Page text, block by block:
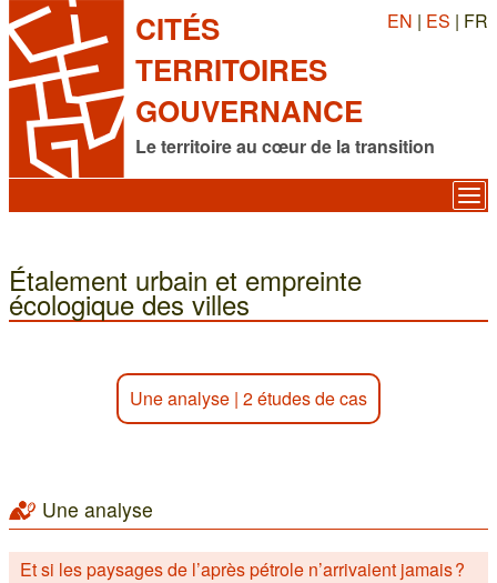
CITÉS
TERRITOIRES
GOUVERNANCE
Le territoire au cœur de la transition
EN | ES | FR
Étalement urbain et empreinte
écologique des villes
Une analyse | 2 études de cas
Une analyse
Et si les paysages de l’après pétrole n’arrivaient jamais ?